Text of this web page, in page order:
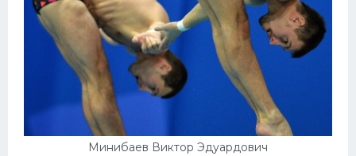
Минибаев Виктор Эдуардович